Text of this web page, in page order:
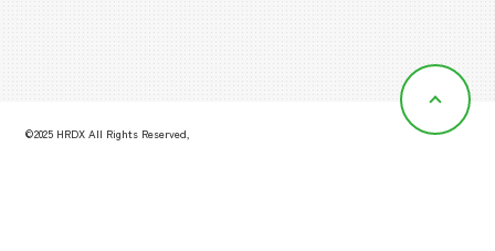
©2025 HRDX All Rights Reserved,